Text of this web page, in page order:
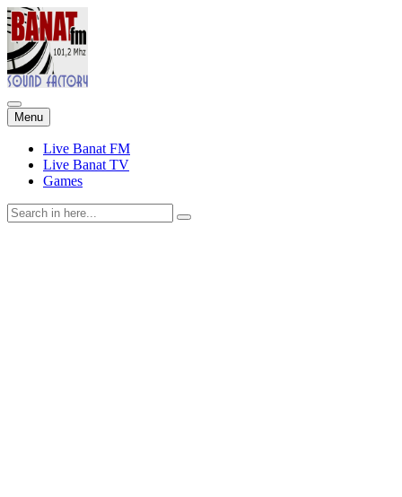
Menu Skip
to
content
Live Banat FM
Live Banat TV
Games
Search
for: